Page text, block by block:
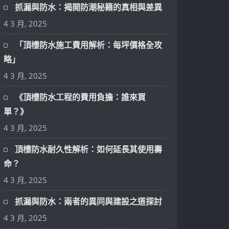
抓漏與防水：揭開防潮秘籍的真相與差異
4 3 月, 2025
「頂樓防水施工費用解析：每坪價格全攻
略」
4 3 月, 2025
《頂樓防水工程的費用負擔：誰來買
單？》
4 3 月, 2025
頂樓防水耐久性解析：如何延長其使用壽
命？
4 3 月, 2025
抓漏與防水：兩者的異同與建設之道探討
4 3 月, 2025